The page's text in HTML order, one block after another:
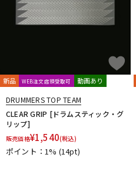
新品 WEB注文店頭受取可 動画あり
DRUMMERS TOP TEAM
CLEAR GRIP [ドラムスティック・グ
リップ]
販売価格¥1,540(税込)
ポイント：1% (14pt)